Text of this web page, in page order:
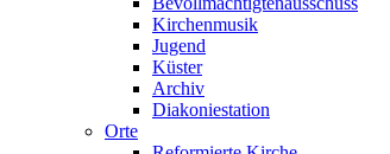
Kirchenmusik
Jugend
Küster
Archiv
Diakoniestation
Orte